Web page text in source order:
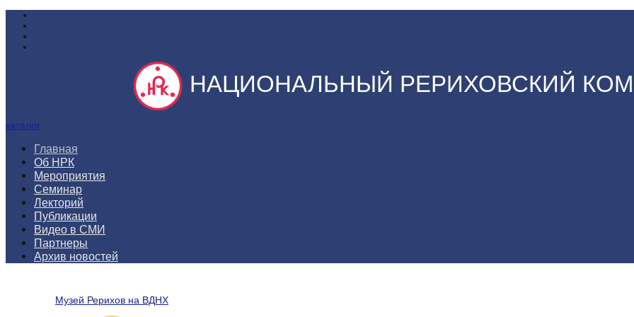
НАЦИОНАЛЬНЫЙ РЕРИХОВСКИЙ
каталог
Главная
Об НРК
Мероприятия
Семинар
Лекторий
Публикации
Видео в СМИ
Партнеры
Архив новостей
Музей Рерихов на ВДНХ